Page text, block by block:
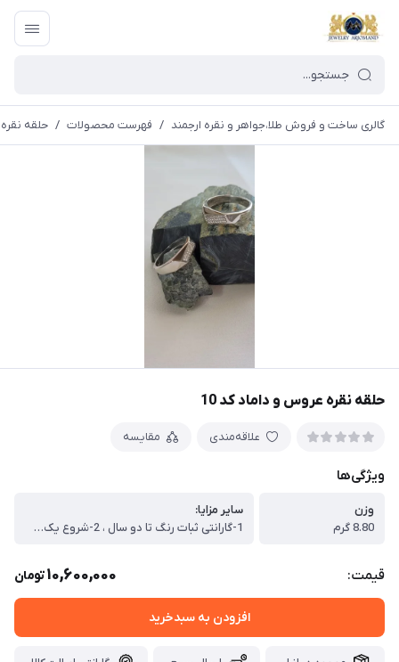
گالری ساخت و فروش طلا،جواهر و نقره ارجمند / فهرست محصولات / حلقه
حلقه نقره عروس و داماد کد 10
علاقه‌مندی مقایسه
ویژگی‌ها
وزن
8.80 گرم
سایر مزایا:
1-گارانتی ثبات رنگ تا دو سال ، 2-شروع یک سرمایه گذاری در نقره ، 3-استفاده روزمره از یک جنس با کیفیت مد روز ، 4-امکان فروش محصول در هر زمان به قیمت نرخ روز نقره به گرم نقره محصول خریداری شده
قیمت: 10,600,000تومان
افزودن به سبدخرید